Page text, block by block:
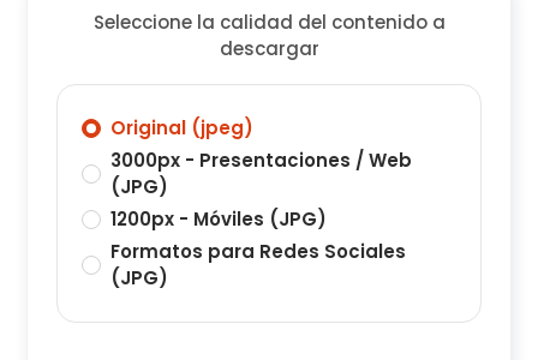
Seleccione la calidad del contenido a
descargar
Original (jpeg)
3000px - Presentaciones / Web
(JPG)
1200px - Móviles (JPG)
Formatos para Redes Sociales
(JPG)